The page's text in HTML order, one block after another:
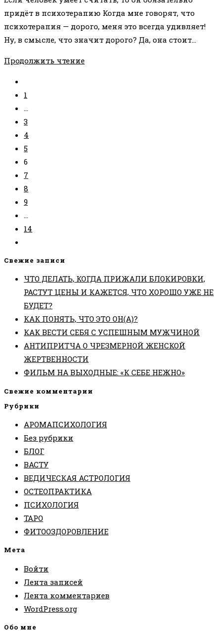
записи:
придёт в психотерапию Когда мне говорят, что
психотерапия — дорого, меня это всегда удивляет!
Ну, в смысле, что значит дорого? Да, она стоит…
Продолжить чтениеВЫГОДЫ
на
страницу
1
…
3
4
5
6
7
8
9
…
14
страницу
Свежие записи
ЧТО ДЕЛАТЬ, КОГДА ПРИЖАЛИ БЛОКИРОВКИ,
РАСТУТ ЦЕНЫ И КАЖЕТСЯ, ЧТО ХОРОШО УЖЕ НЕ
БУДЕТ?
КАК ПОНЯТЬ, ЧТО ЭТО ОН(А)?
КАК ВЕСТИ СЕБЯ С УСПЕШНЫМ МУЖЧИНОЙ
АНТИПРИТЧА О ЧРЕЗМЕРНОЙ ЖЕНСКОЙ
ЖЕРТВЕННОСТИ
ФИЛЬМ НА ВЫХОДНЫЕ: «К СЕБЕ НЕЖНО»
Свежие комментарии
Рубрики
АРОМАПСИХОЛОГИЯ
Без рубрики
БЛОГ
ВАСТУ
ВЕДИЧЕСКАЯ АСТРОЛОГИЯ
ОСТЕОПРАКТИКА
ПСИХОЛОГИЯ
ТАРО
ФИТООЗДОРОВЛЕНИЕ
Мета
Войти
Лента записей
Лента комментариев
WordPress.org
Обо мне